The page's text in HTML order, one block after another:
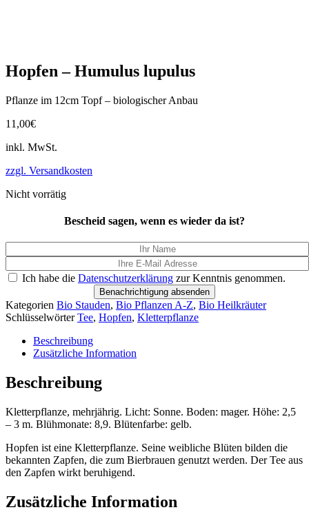
Hopfen – Humulus lupulus
Pflanze im 12cm Topf – biologischer Anbau
11,00€
inkl. MwSt.
zzgl. Versandkosten
Nicht vorrätig
Bescheid sagen, wenn es wieder da ist?
Ich habe die Datenschutzerklärung zur Kenntnis genommen.
Benachrichtigung absenden
Kategorien Bio Stauden, Bio Pflanzen A-Z, Bio Heilkräuter
Schlüsselwörter Tee, Hopfen, Kletterpflanze
Beschreibung
Zusätzliche Information
Beschreibung
Kletterpflanze, mehrjährig. Licht: Sonne. Boden: mager. Höhe: 2,5
– 3 m. Blühmonate: 8,9. Blütenfarbe: gelb.
Hopfen ist eine Kletterpflanze. Seine weibliche Blüten bilden die
bekannten Zapfen, die zum Bierbrauen genutzt werden. Der Tee aus
den Zapfen wirkt beruhigend.
Zusätzliche Information